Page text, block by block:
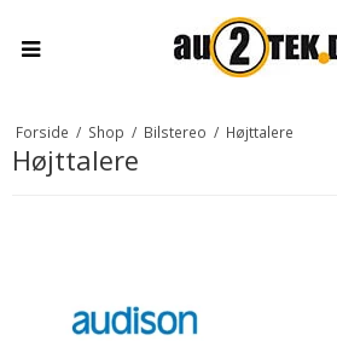
Forside / Shop / Bilstereo / Højttalere
Højttalere